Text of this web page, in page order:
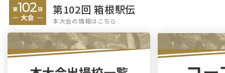
第102回 箱根駅伝
本大会の情報はこちら